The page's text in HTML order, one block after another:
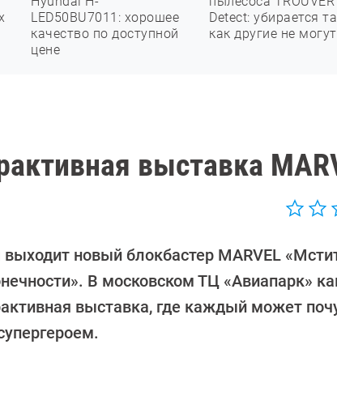
LED50BU7011: хорошее
качество по доступной
цене
Detect: убирается
как другие не могут
выставка
новый блокбастер MARVEL
В московском ТЦ «Авиапарк»
выставка, где каждый может